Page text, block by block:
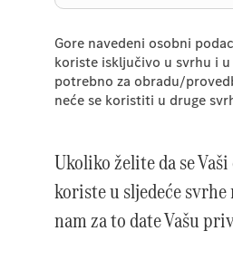
Gore navedeni osobni
koriste isključivo u svrhu i
potrebno za obradu/
neće se koristiti u druge
Ukoliko želite da se
koriste u sljedeće svrhe
nam za to date Vašu